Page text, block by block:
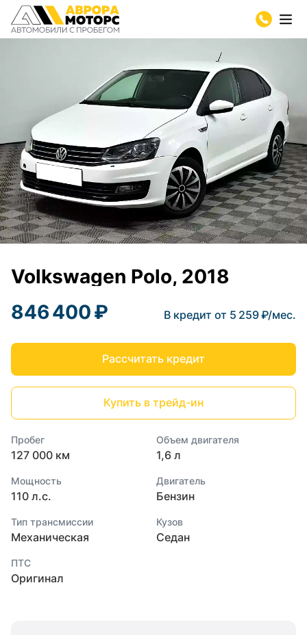
Volkswagen Polo, 2018
846 400 ₽
В кредит от 5 259 ₽/мес.
Рассчитать кредит
Купить в трейд-ин
Пробег
127 000 км
Объем двигателя
1,6 л
Мощность
110 л.с.
Двигатель
Бензин
Тип трансмиссии
Механическая
Кузов
Седан
ПТС
Оригинал